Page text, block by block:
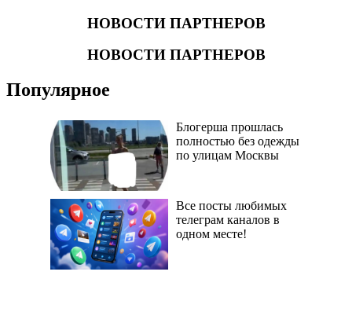
НОВОСТИ ПАРТНЕРОВ
НОВОСТИ ПАРТНЕРОВ
Популярное
Блогерша прошлась
полностью без одежды
по улицам Москвы
Все посты любимых
телеграм каналов в
одном месте!